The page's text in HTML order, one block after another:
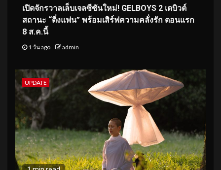
เปิดจักรวาลเล็บเจลซีซันใหม่! GELBOYS 2 เดบิวต์
สถานะ “ติ่งแฟน” พร้อมเสิร์ฟความคลั่งรัก ตอนแรก
8 ส.ค.นี้
1 วัน ago admin
UPDATE